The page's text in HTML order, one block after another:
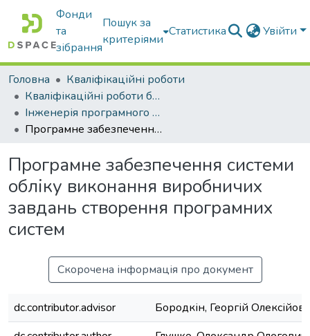
Фонди
та
зібрання
Пошук за
критеріями
Статистика Увійти
Головна
Кваліфікаційні роботи
Кваліфікаційні роботи бакалаврів
Інженерія програмного забезпечення
Програмне забезпечення системи обліку виконання виробничих завдань створення програмних систем
Програмне забезпечення системи
обліку виконання виробничих
завдань створення програмних
систем
Скорочена інформація про документ
dc.contributor.advisor
Бородкін, Георгій